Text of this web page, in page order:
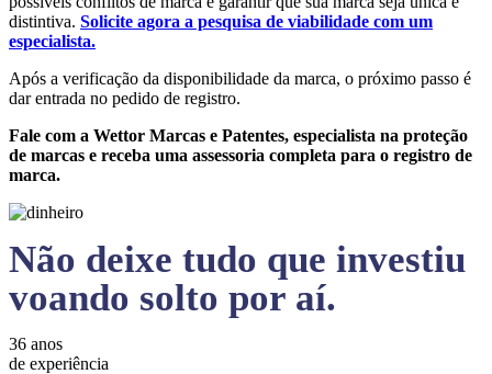
distintiva. Solicite agora a pesquisa de viabilidade com um
especialista.
Após a verificação da disponibilidade da marca, o próximo passo é
dar entrada no pedido de registro.
Fale com a Wettor Marcas e Patentes, especialista na proteção
de marcas e receba uma assessoria completa para o registro de
marca.
Não deixe tudo que investiu
voando solto por aí.
36 anos
de experiência